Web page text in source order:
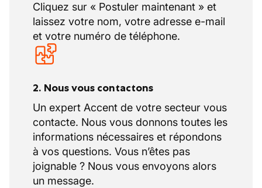
Cliquez sur « Postuler maintenant » et
laissez votre nom, votre adresse e-mail
et votre numéro de téléphone.
2. Nous vous contactons
Un expert Accent de votre secteur vous
contacte. Nous vous donnons toutes les
informations nécessaires et répondons
à vos questions. Vous n’êtes pas
joignable ? Nous vous envoyons alors
un message.